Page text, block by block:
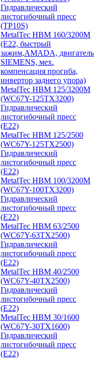
Гидравлический
листогибочный пресс
(TP10S)
MetalTec HBM 160/3200M
(E22, быстрый
зажим,AMADA, двигатель
SIEMENS, мех.
компенсация прогиба,
инвертор заднего упора)
MetalTec HBM 125/3200M
(WC67Y-125TX3200)
Гидравлический
листогибочный пресс
(E22)
MetalTec HBM 125/2500
(WC67Y-125TX2500)
Гидравлический
листогибочный пресс
(E22)
MetalTec HBM 100/3200M
(WC67Y-100TX3200)
Гидравлический
листогибочный пресс
(E22)
MetalTec HBM 63/2500
(WC67Y-63TX2500)
Гидравлический
листогибочный пресс
(E22)
MetalTec HBM 40/2500
(WC67Y-40TX2500)
Гидравлический
листогибочный пресс
(E22)
MetalTec HBM 30/1600
(WC67Y-30TX1600)
Гидравлический
листогибочный пресс
(E22)